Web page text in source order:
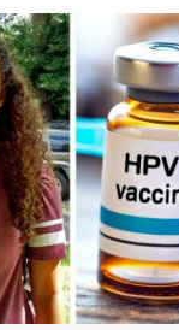
RSV-
VACCIN
FÖR
UNGA
VUXNA,
GENOMFÖR
ÄVEN
RSV-
STUDIE
FÖR
BARN
SÅ
UNGA